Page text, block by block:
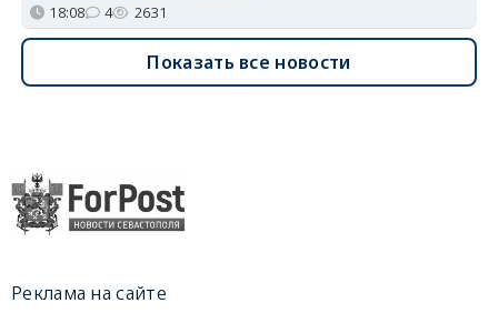
18:08 4 2631
Показать все новости
Реклама на сайте